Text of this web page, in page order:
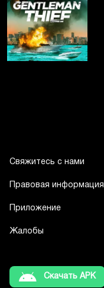
Свяжитесь с нами
Правовая информация
Приложение
Жалобы
Скачать APK